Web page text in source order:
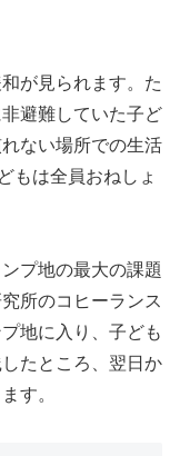
が見られます。た
避難していた子ど
ない場所での生活
もは全員おねしょ
プ地の最大の課題
所のコヒーランス
地に入り、子ども
たところ、翌日か
す。